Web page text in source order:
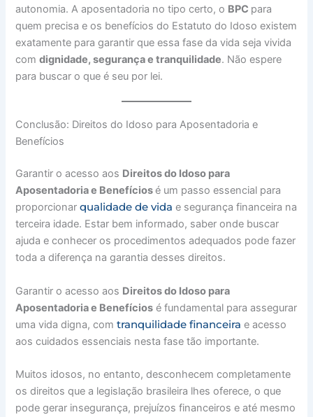
autonomia. A aposentadoria no tipo certo, o BPC para
quem precisa e os benefícios do Estatuto do Idoso existem
exatamente para garantir que essa fase da vida seja vivida
comdignidade, segurança e tranquilidade. Não espere
para buscar o que é seu por lei.
Conclusão: Direitos do Idoso para Aposentadoria e
Benefícios
Garantir o acesso aos Direitos do Idoso para
Aposentadoria e Benefíciosé um passo essencial para
proporcionarqualidade de vidae segurança financeira na
terceira idade. Estar bem informado, saber onde buscar
ajuda e conhecer os procedimentos adequados pode fazer
toda a diferença na garantia desses direitos.
Garantir o acesso aos Direitos do Idoso para
Aposentadoria e Benefícios é fundamental para assegurar
uma vida digna, comtranquilidade financeira e acesso
aos cuidados essenciais nesta fase tão importante.
Muitos idosos, no entanto, desconhecem completamente
os direitos que a legislação brasileira lhes oferece, o que
pode gerar insegurança, prejuízos financeiros e até mesmo